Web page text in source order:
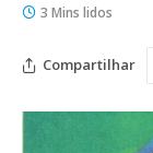
3 Mins lidos
Compartilhar